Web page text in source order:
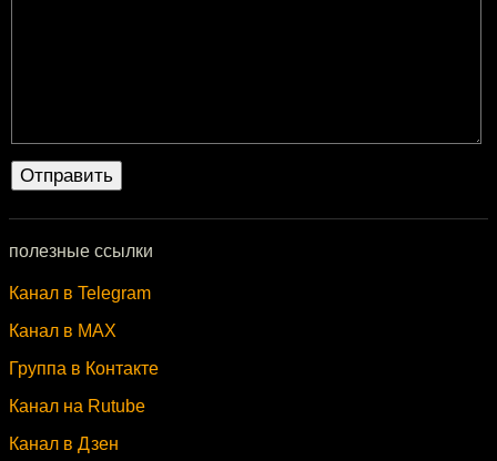
полезные ссылки
Канал в Telegram
Канал в MAX
Группа в Контакте
Канал на Rutube
Канал в Дзен